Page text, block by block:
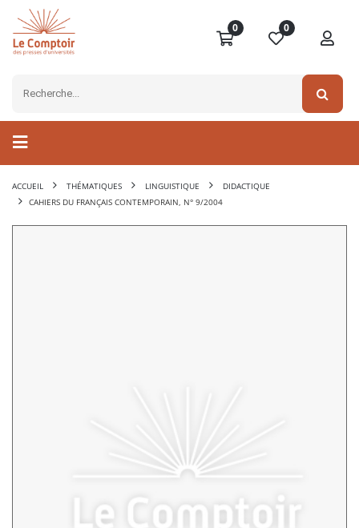
0 0
ACCUEIL THÉMATIQUES LINGUISTIQUE
DIDACTIQUE
CAHIERS DU FRANÇAIS CONTEMPORAIN, N° 9/2004